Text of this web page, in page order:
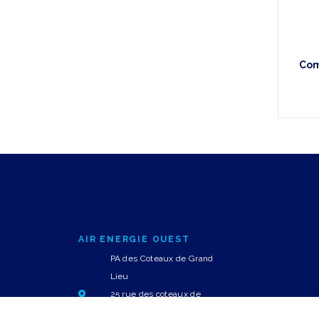
AIR ENERGIE OUEST
PA des Coteaux de Grand
Lieu
25 rue des coteaux de